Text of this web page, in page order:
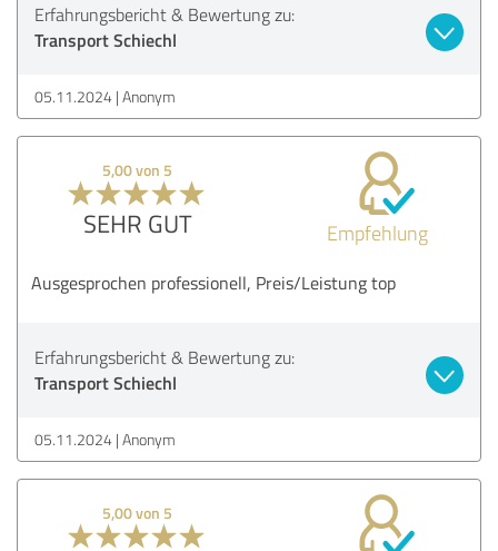
Erfahrungsbericht & Bewertung zu:
Transport Schiechl
05.11.2024 Anonym
5,00 von 5
SEHR GUT Empfehlung
Ausgesprochen professionell, Preis/Leistung top
Erfahrungsbericht & Bewertung zu:
Transport Schiechl
05.11.2024 Anonym
5,00 von 5